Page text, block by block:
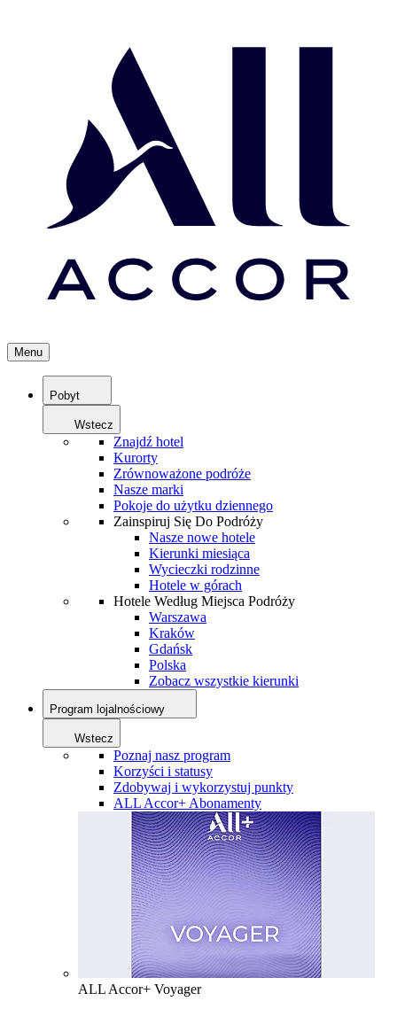
Menu
Pobyt
Wstecz
Znajdź hotel
Kurorty
Zrównoważone podróże
Nasze marki
Pokoje do użytku dziennego
Zainspiruj Się Do Podróży
Nasze nowe hotele
Kierunki miesiąca
Wycieczki rodzinne
Hotele w górach
Hotele Według Miejsca Podróży
Warszawa
Kraków
Gdańsk
Polska
Zobacz wszystkie kierunki
Program lojalnościowy
Wstecz
Poznaj nasz program
Korzyści i statusy
Zdobywaj i wykorzystuj punkty
ALL Accor+ Abonamenty
ALL Accor+ Voyager